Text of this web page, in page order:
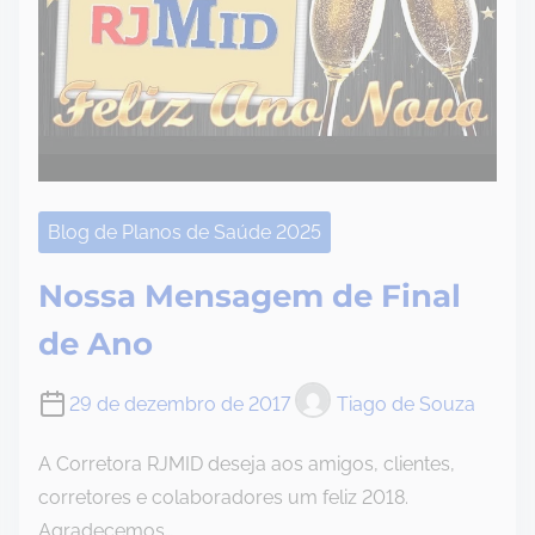
Blog de Planos de Saúde 2025
Nossa Mensagem de Final
de Ano
29 de dezembro de 2017 Tiago de Souza
A Corretora RJMID deseja aos amigos, clientes,
corretores e colaboradores um feliz 2018.